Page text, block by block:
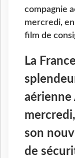
compagnie
mercredi,
film de
La
aérienne
son
de